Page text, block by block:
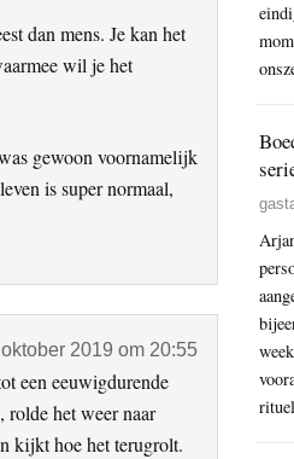
dan mens. Je kan het
wil je het
gewoon voornamelijk
is super normaal,
2019 om 20:55
een eeuwigdurende
rolde het weer naar
kijkt hoe het terugrolt.